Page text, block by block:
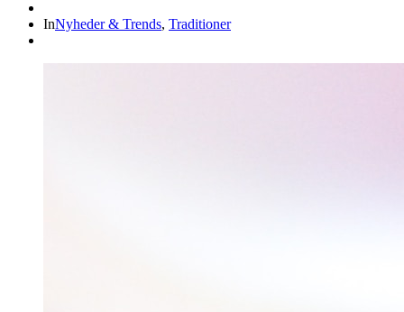
InNyheder & Trends, Traditioner